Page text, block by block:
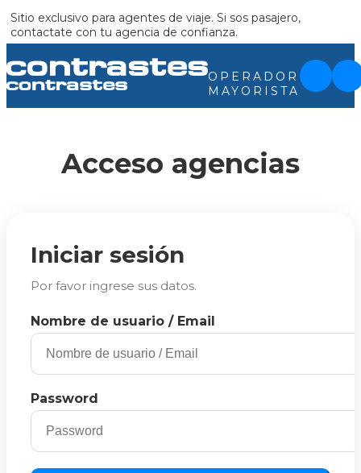
Sitio exclusivo para agentes de viaje. Si sos pasajero,
contactate con tu agencia de confianza.
OPERADOR
MAYORISTA
Acceso agencias
Iniciar sesión
Por favor ingrese sus datos.
Nombre de usuario / Email
Password